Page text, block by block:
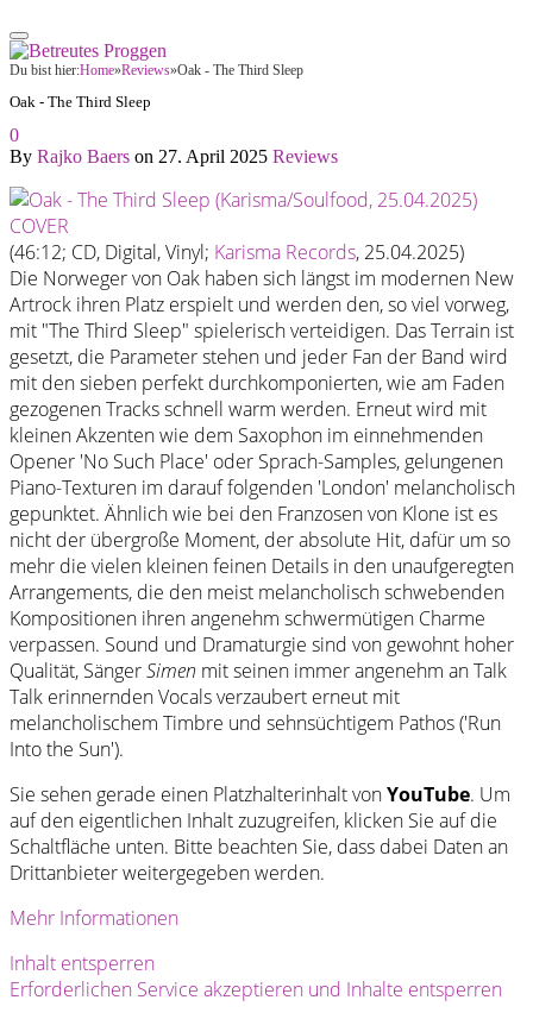
Du bist hier:Home»Reviews»Oak - The Third Sleep
Oak - The Third Sleep
0
By Rajko Baers on 27. April 2025 Reviews
(46:12; CD, Digital, Vinyl; Karisma Records, 25.04.2025)
Die Norweger von Oak haben sich längst im modernen New
Artrock ihren Platz erspielt und werden den, so viel vorweg,
mit "The Third Sleep" spielerisch verteidigen. Das Terrain ist
gesetzt, die Parameter stehen und jeder Fan der Band wird
mit den sieben perfekt durchkomponierten, wie am Faden
gezogenen Tracks schnell warm werden. Erneut wird mit
kleinen Akzenten wie dem Saxophon im einnehmenden
Opener 'No Such Place' oder Sprach-Samples, gelungenen
Piano-Texturen im darauf folgenden 'London' melancholisch
gepunktet. Ähnlich wie bei den Franzosen von Klone ist es
nicht der übergroße Moment, der absolute Hit, dafür um so
mehr die vielen kleinen feinen Details in den unaufgeregten
Arrangements, die den meist melancholisch schwebenden
Kompositionen ihren angenehm schwermütigen Charme
verpassen. Sound und Dramaturgie sind von gewohnt hoher
Qualität, SängerSimen mit seinen immer angenehm an Talk
Talk erinnernden Vocals verzaubert erneut mit
melancholischem Timbre und sehnsüchtigem Pathos ('Run
Into the Sun').
Sie sehen gerade einen Platzhalterinhalt vonYouTube. Um
auf den eigentlichen Inhalt zuzugreifen, klicken Sie auf die
Schaltfläche unten. Bitte beachten Sie, dass dabei Daten an
Drittanbieter weitergegeben werden.
Mehr Informationen
Inhalt entsperren
Erforderlichen Service akzeptieren und Inhalte entsperren